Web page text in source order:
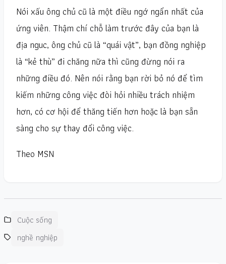
Nói xấu ông chủ cũ là một điều ngớ ngẩn nhất của
ứng viên. Thậm chí chỗ làm trước đây của bạn là
địa nguc, ông chủ cũ là “quái vật”, bạn đồng nghiệp
là “kẻ thù” đi chăng nữa thì cũng đừng nói ra
những điều đó. Nên nói rằng bạn rời bỏ nó để tìm
kiếm những công việc đòi hỏi nhiều trách nhiệm
hơn, có cơ hội để thăng tiến hơn hoặc là bạn sẵn
sàng cho sự thay đổi công việc.
Theo MSN
Cuộc sống
nghề nghiệp